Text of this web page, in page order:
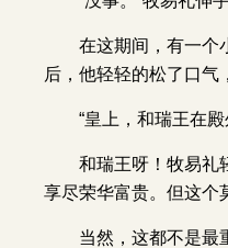
在这期间，有一个
后，他轻轻的松了口气
“皇上，和瑞王在
和瑞王呀！牧易礼
享尽荣华富贵。但这个
当然，这都不是最